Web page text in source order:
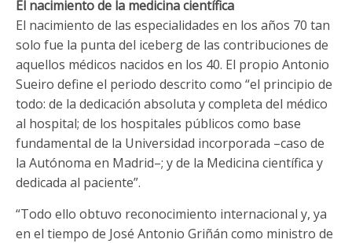
El nacimiento de la medicina científica
El nacimiento de las especialidades en los años 70 tan
solo fue la punta del iceberg de las contribuciones de
aquellos médicos nacidos en los 40. El propio Antonio
Sueiro define el periodo descrito como “el principio de
todo: de la dedicación absoluta y completa del médico
al hospital; de los hospitales públicos como base
fundamental de la Universidad incorporada –caso de
la Autónoma en Madrid–; y de la Medicina científica y
dedicada al paciente”.
“Todo ello obtuvo reconocimiento internacional y, ya
en el tiempo de José Antonio Griñán como ministro de